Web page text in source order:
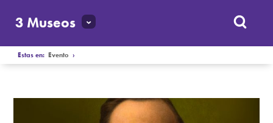
3 Museos
Estas en:Evento ›